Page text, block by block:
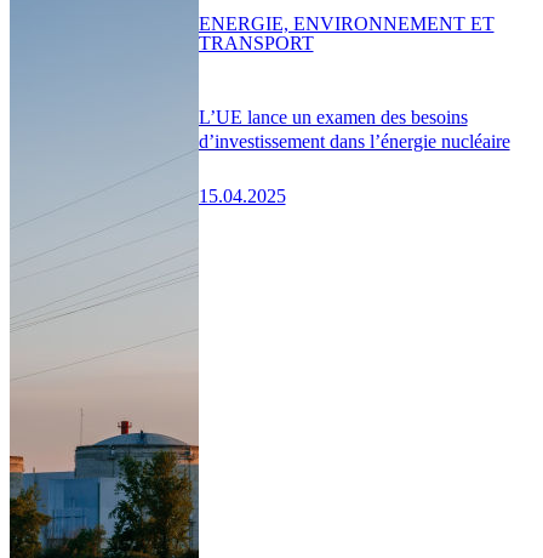
L’UE lance un examen des besoins
d’investissement dans l’énergie nucléaire
15.04.2025
ENERGIE, ENVIRONNEMENT ET
TRANSPORT